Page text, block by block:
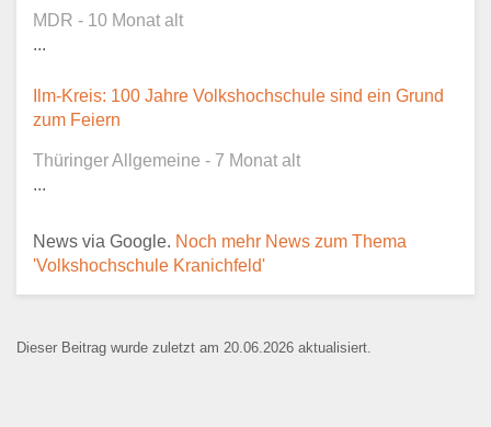
MDR - 10 Monat alt
...
Ilm-Kreis: 100 Jahre Volkshochschule sind ein Grund
zum Feiern
Thüringer Allgemeine - 7 Monat alt
...
News via Google. Noch mehr News zum Thema
'Volkshochschule Kranichfeld'
Dieser Beitrag wurde zuletzt am 20.06.2026 aktualisiert.